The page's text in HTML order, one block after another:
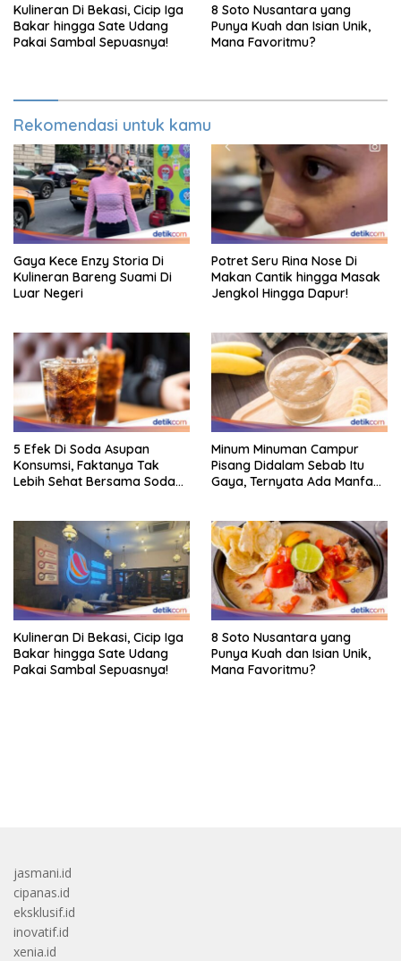
Kulineran Di Bekasi, Cicip Iga
Bakar hingga Sate Udang
Pakai Sambal Sepuasnya!
8 Soto Nusantara yang
Punya Kuah dan Isian Unik,
Mana Favoritmu?
Rekomendasi untuk kamu
Gaya Kece Enzy Storia Di
Kulineran Bareng Suami Di
Luar Negeri
Potret Seru Rina Nose Di
Makan Cantik hingga Masak
Jengkol Hingga Dapur!
5 Efek Di Soda Asupan
Konsumsi, Faktanya Tak
Lebih Sehat Bersama Soda
Minum Minuman Campur
Pisang Didalam Sebab Itu
Gaya, Ternyata Ada Manfaat
Kulineran Di Bekasi, Cicip Iga
Bakar hingga Sate Udang
Pakai Sambal Sepuasnya!
8 Soto Nusantara yang
Punya Kuah dan Isian Unik,
Mana Favoritmu?
jasmani.id
cipanas.id
eksklusif.id
inovatif.id
xenia.id